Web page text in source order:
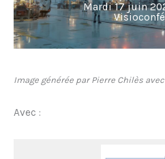
Mardi 17 juin
Image générée par Pierre Chilès
Avec :